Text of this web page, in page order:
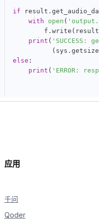
if result .
with
open (
        f
. write ( result
print ( 'SUCCESS:
( sys .
else :
print ( 'ERROR:
应用
千问
Qoder